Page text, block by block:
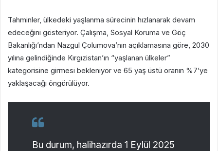
Tahminler, ülkedeki yaşlanma sürecinin hızlanarak devam
edeceğini gösteriyor. Çalışma, Sosyal Koruma ve Göç
Bakanlığı’ndan Nazgul Çolumova’nın açıklamasına göre, 2030
yılına gelindiğinde Kırgızistan’ın “yaşlanan ülkeler”
kategorisine girmesi bekleniyor ve 65 yaş üstü oranın %7’ye
yaklaşacağı öngörülüyor.
Bu durum, halihazırda 1 Eylül 2025